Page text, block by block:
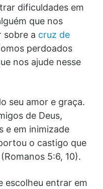
dificuldades em
que nos
sobre a cruz de
perdoados
nos ajude nesse
seu amor e graça.
de Deus,
e em inimizade
o castigo que
5:6, 10).
escolheu entrar em